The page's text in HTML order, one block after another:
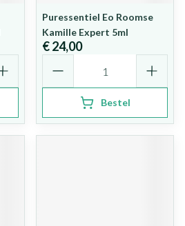
Puressentiel Eo Roomse
Kamille Expert 5ml
€ 24,00
Bestel